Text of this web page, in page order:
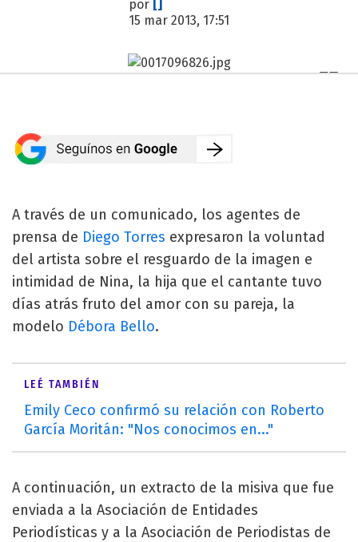
por []
15 mar 2013, 17:51
A través de un comunicado, los agentes de
prensa de Diego Torres expresaron la voluntad
del artista sobre el resguardo de la imagen e
intimidad de Nina, la hija que el cantante tuvo
días atrás fruto del amor con su pareja, la
modelo Débora Bello.
LEÉ TAMBIÉN
Emily Ceco confirmó su relación con Roberto
García Moritán: "Nos conocimos en..."
A continuación, un extracto de la misiva que fue
enviada a la Asociación de Entidades
Periodísticas y a la Asociación de Periodistas de